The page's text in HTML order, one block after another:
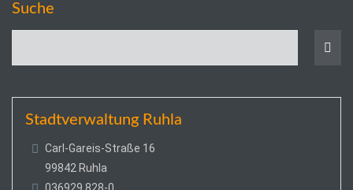
Suche
Stadtverwaltung Ruhla
Carl-Gareis-Straße 16
99842 Ruhla